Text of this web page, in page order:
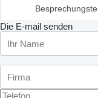
Die E-mail senden